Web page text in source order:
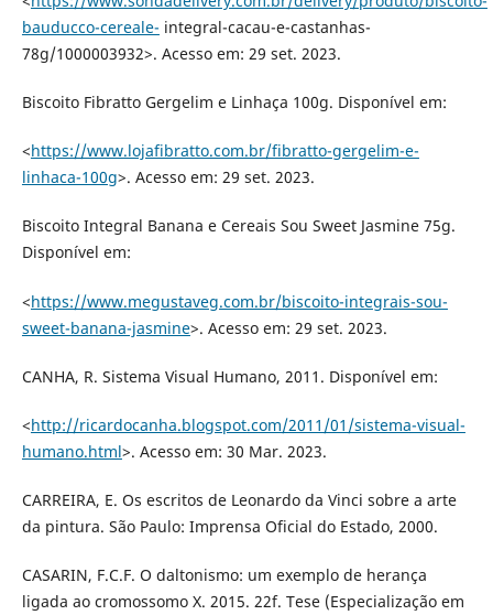
bauducco-cereale- integral-cacau-e-castanhas-
78g/1000003932>. Acesso em: 29 set. 2023.
Biscoito Fibratto Gergelim e Linhaça 100g. Disponível em:
<https://www.lojafibratto.com.br/fibratto-gergelim-e-
linhaca-100g>. Acesso em: 29 set. 2023.
Biscoito Integral Banana e Cereais Sou Sweet Jasmine 75g.
Disponível em:
<https://www.megustaveg.com.br/biscoito-integrais-sou-
sweet-banana-jasmine>. Acesso em: 29 set. 2023.
CANHA, R. Sistema Visual Humano, 2011. Disponível em:
<http://ricardocanha.blogspot.com/2011/01/sistema-visual-
humano.html>. Acesso em: 30 Mar. 2023.
CARREIRA, E. Os escritos de Leonardo da Vinci sobre a arte
da pintura. São Paulo: Imprensa Oficial do Estado, 2000.
CASARIN, F.C.F. O daltonismo: um exemplo de herança
ligada ao cromossomo X. 2015. 22f. Tese (Especialização em